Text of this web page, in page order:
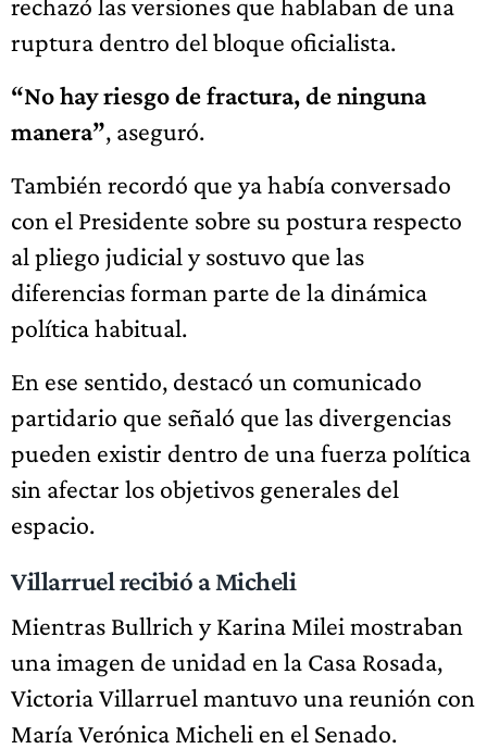
ruptura dentro del bloque oficialista.
“No hay riesgo de fractura, de ninguna
manera”, aseguró.
También recordó que ya había conversado
con el Presidente sobre su postura respecto
al pliego judicial y sostuvo que las
diferencias forman parte de la dinámica
política habitual.
En ese sentido, destacó un comunicado
partidario que señaló que las divergencias
pueden existir dentro de una fuerza política
sin afectar los objetivos generales del
espacio.
Villarruel recibió a Micheli
Mientras Bullrich y Karina Milei mostraban
una imagen de unidad en la Casa Rosada,
Victoria Villarruel mantuvo una reunión con
María Verónica Micheli en el Senado.